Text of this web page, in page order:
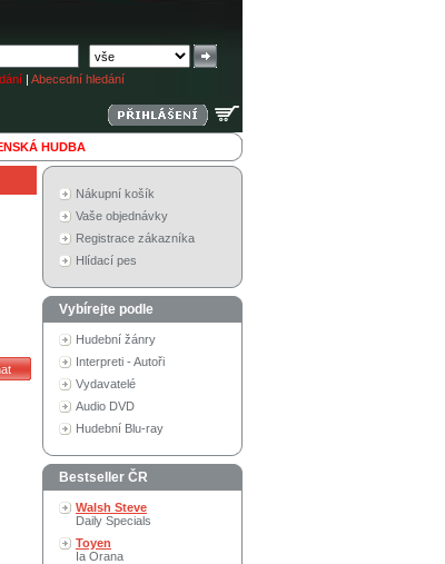
| Abecední hledání
HUDBA
Nákupní košík
Vaše objednávky
Registrace zákazníka
Hlídací pes
Vybírejte podle
Hudební žánry
Interpreti - Autoři
Vydavatelé
Audio DVD
Hudební Blu-ray
Bestseller ČR
Walsh Steve
Daily Specials
Toyen
Ia Orana